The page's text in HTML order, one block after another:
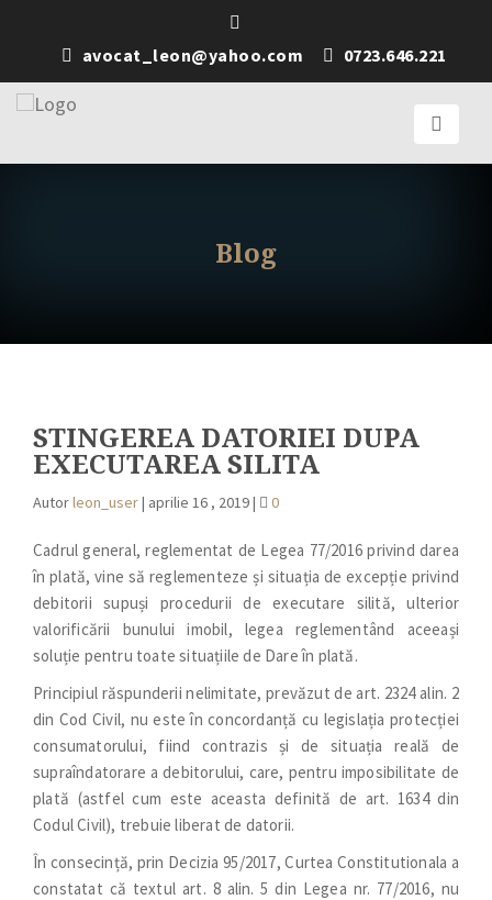
avocat_leon@yahoo.com 0723.646.221
Blog
STINGEREA DATORIEI DUPA
EXECUTAREA SILITA
Autorleon_user| aprilie 16 , 2019| 0
Cadrul general, reglementat de Legea 77/2016 privind darea
în plată, vine să reglementeze și situația de excepție privind
debitorii supuși procedurii de executare silită, ulterior
valorificării bunului imobil, legea reglementând aceeași
soluție pentru toate situațiile de Dare în plată.
Principiul răspunderii nelimitate, prevăzut de art. 2324 alin. 2
din Cod Civil, nu este în concordanță cu legislația protecției
consumatorului, fiind contrazis și de situația reală de
supraîndatorare a debitorului, care, pentru imposibilitate de
plată (astfel cum este aceasta definită de art. 1634 din
Codul Civil), trebuie liberat de datorii.
În consecință, prin Decizia 95/2017, Curtea Constitutionala a
constatat că textul art. 8 alin. 5 din Legea nr. 77/2016, nu